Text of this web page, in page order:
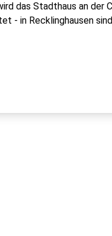
das Stadthaus an der
- in Recklinghausen